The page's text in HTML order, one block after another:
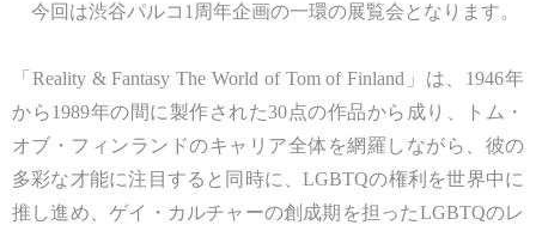
今回は渋谷パルコ1周年企画の一環の展覧会となります。
「Reality & Fantasy The World of Tom of Finland」は、1946年
から1989年の間に製作された30点の作品から成り、トム・
オブ・フィンランドのキャリア全体を網羅しながら、彼の
多彩な才能に注目すると同時に、LGBTQの権利を世界中に
推し進め、ゲイ・カルチャーの創成期を担ったLGBTQのレ